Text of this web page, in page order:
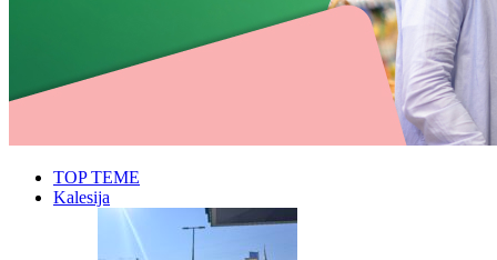
TOP TEME
Kalesija